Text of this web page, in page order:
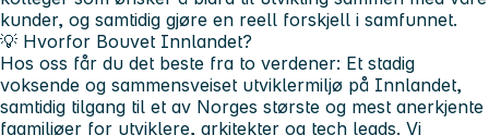
kunder, og samtidig gjøre en reell forskjell i samfunnet.
💡 Hvorfor Bouvet Innlandet?
Hos oss får du det beste fra to verdener: Et stadig
voksende og sammensveiset utviklermiljø på Innlandet,
samtidig tilgang til et av Norges største og mest anerkjente
fagmiljøer for utviklere, arkitekter og tech leads. Vi